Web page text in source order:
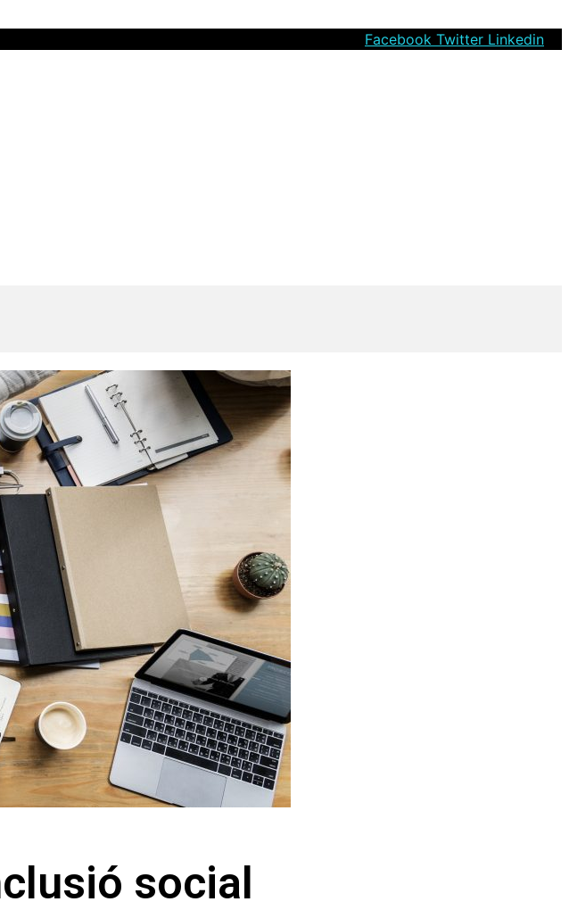
Facebook Twitter Linkedin
social